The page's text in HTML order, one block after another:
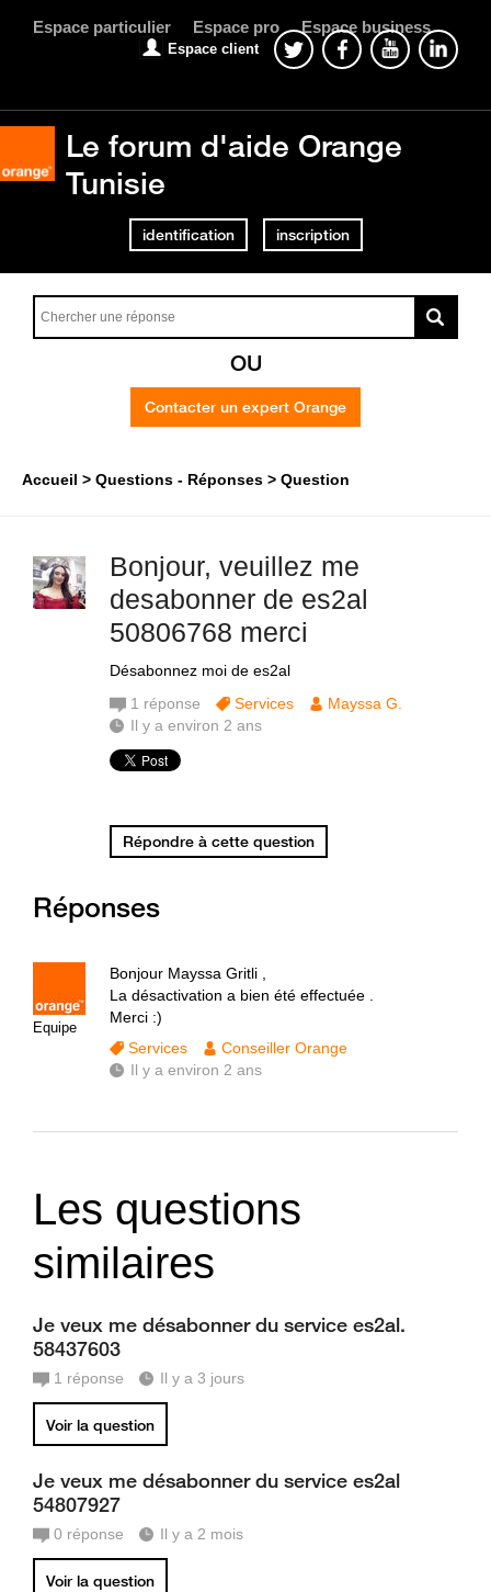
Espace particulier Espace pro Espace business
Espace client
Le forum d'aide Orange
Tunisie
identification inscription
OU
Contacter un expert Orange
Accueil Questions - Réponses Question
Bonjour, veuillez me
desabonner de es2al
50806768 merci
Désabonnez moi de es2al
1 réponse Services
Mayssa G.
Il y a environ 2 ans
Répondre à cette question
Réponses
Equipe
Bonjour Mayssa Gritli ,
La désactivation a bien été effectuée .
Merci :)
Services
Conseiller Orange
Il y a environ 2 ans
Les questions
similaires
Je veux me désabonner du service es2al.
58437603
1 réponse Il y a 3 jours
Voir la question
Je veux me désabonner du service es2al
54807927
0 réponse Il y a 2 mois
Voir la question